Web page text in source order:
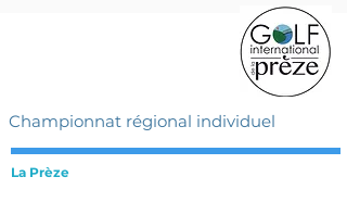
Championnat régional individuel
La Prèze